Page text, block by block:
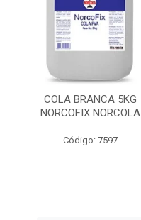
COLA BRANCA 5KG
NORCOFIX NORCOLA
Código: 7597